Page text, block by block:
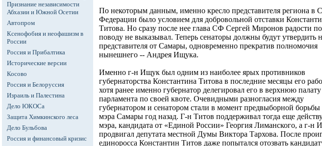
Признание независимости
Абхазии и Южной Осетии
Автопром
Ксенофобия и неофашизм в
России
Россия и Прибалтика
Исторические версии
Косово
Россия и Белоруссия
Израиль и Палестина
Дело ЮКОСа
Защита Химкинского леса
Дело Бульбова
Россия и финансовый кризис
По некоторым данным, именно кресло представителя региона в
Федерации было условием для добровольной отставки
Титова. Но сразу после нее глава СФ Сергей Миронов радости
поводу не выказывал. Теперь сенаторы должны будут утвердить
представителя от Самары, одновременно прекратив полномочия
нынешнего -- Андрея Ищука.
Именно г-н Ищук был одним из наиболее ярых противников
губернаторства Константина Титова в последние месяцы его
хотя ранее именно губернатор делегировал его в верхнюю палату
парламента по своей квоте. Очевидными разногласия между
губернатором и сенатором стали в момент предвыборной борьбы
мэра Самары год назад. Г-н Титов поддерживал тогда еще
мэра, кандидата от «Единой России» Георгия Лиманского, а г-н
продвигал депутата местной Думы Виктора Тархова. После
единоросса Константин Титов даже попытался отозвать